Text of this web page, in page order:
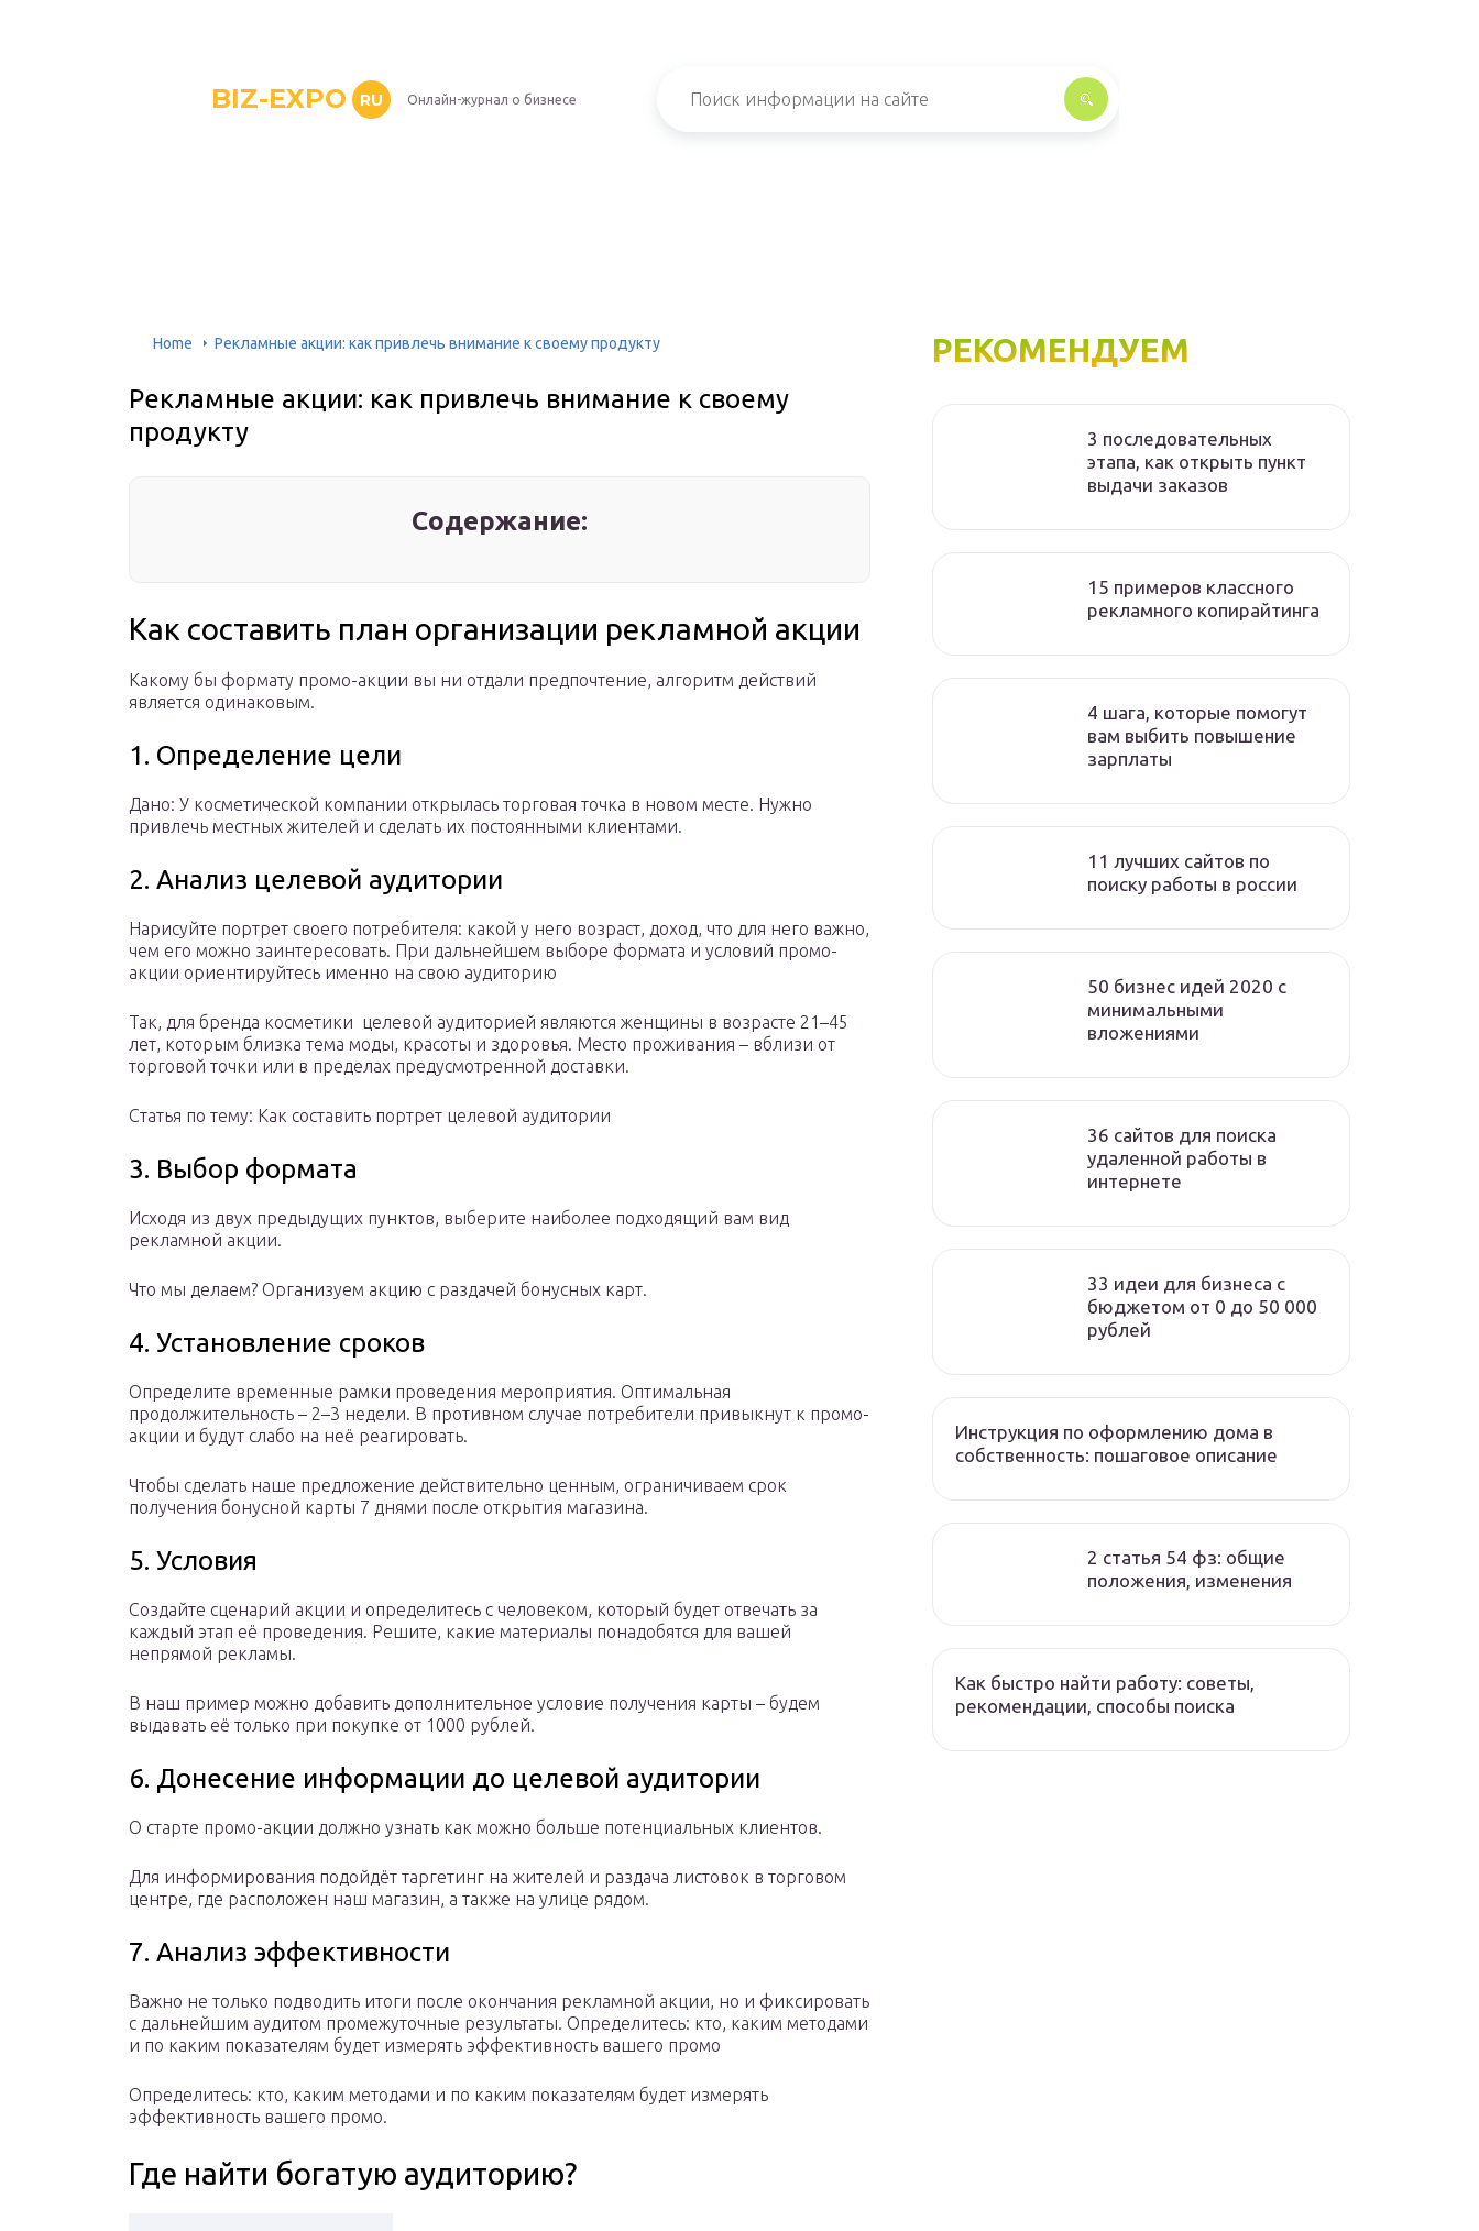
BIZ-EXPO RU Онлайн-журнал о бизнесе
Home Рекламные акции: как привлечь внимание к своему продукту
Рекламные акции: как привлечь внимание к своему
продукту
Содержание:
Как составить план организации рекламной акции
Какому бы формату промо-акции вы ни отдали предпочтение, алгоритм действий
является одинаковым.
1. Определение цели
Дано: У косметической компании открылась торговая точка в новом месте. Нужно
привлечь местных жителей и сделать их постоянными клиентами.
2. Анализ целевой аудитории
Нарисуйте портрет своего потребителя: какой у него возраст, доход, что для него важно,
чем его можно заинтересовать. При дальнейшем выборе формата и условий промо-
акции ориентируйтесь именно на свою аудиторию
Так, для бренда косметики целевой аудиторией являются женщины в возрасте 21–45
лет, которым близка тема моды, красоты и здоровья. Место проживания – вблизи от
торговой точки или в пределах предусмотренной доставки.
Статья по тему: Как составить портрет целевой аудитории
3. Выбор формата
Исходя из двух предыдущих пунктов, выберите наиболее подходящий вам вид
рекламной акции.
Что мы делаем? Организуем акцию с раздачей бонусных карт.
4. Установление сроков
Определите временные рамки проведения мероприятия. Оптимальная
продолжительность – 2–3 недели. В противном случае потребители привыкнут к промо-
акции и будут слабо на неё реагировать.
Чтобы сделать наше предложение действительно ценным, ограничиваем срок
получения бонусной карты 7 днями после открытия магазина.
5. Условия
Создайте сценарий акции и определитесь с человеком, который будет отвечать за
каждый этап её проведения. Решите, какие материалы понадобятся для вашей
непрямой рекламы.
В наш пример можно добавить дополнительное условие получения карты – будем
выдавать её только при покупке от 1000 рублей.
6. Донесение информации до целевой аудитории
О старте промо-акции должно узнать как можно больше потенциальных клиентов.
Для информирования подойдёт таргетинг на жителей и раздача листовок в торговом
центре, где расположен наш магазин, а также на улице рядом.
7. Анализ эффективности
Важно не только подводить итоги после окончания рекламной акции, но и фиксировать
с дальнейшим аудитом промежуточные результаты. Определитесь: кто, каким методами
и по каким показателям будет измерять эффективность вашего промо
Определитесь: кто, каким методами и по каким показателям будет измерять
эффективность вашего промо.
Где найти богатую аудиторию?
РЕКОМЕНДУЕМ
3 последовательных
этапа, как открыть пункт
выдачи заказов
15 примеров классного
рекламного копирайтинга
4 шага, которые помогут
вам выбить повышение
зарплаты
11 лучших сайтов по
поиску работы в россии
50 бизнес идей 2020 с
минимальными
вложениями
36 сайтов для поиска
удаленной работы в
интернете
33 идеи для бизнеса с
бюджетом от 0 до 50 000
рублей
Инструкция по оформлению дома в
собственность: пошаговое описание
2 статья 54 фз: общие
положения, изменения
Как быстро найти работу: советы,
рекомендации, способы поиска